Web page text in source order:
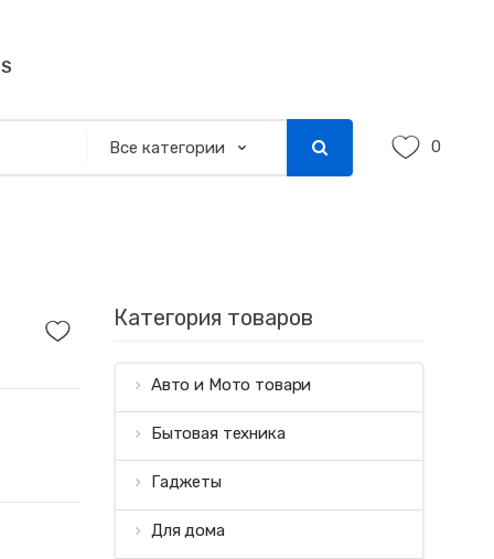
0
Категория товаров
Авто и Мото товари
Бытовая техника
Гаджеты
Для дома